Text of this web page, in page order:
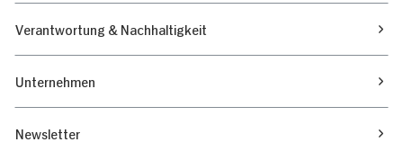
Verantwortung & Nachhaltigkeit
Unternehmen
Newsletter